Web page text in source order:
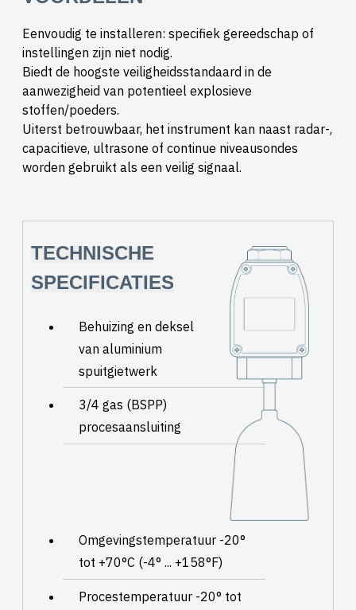
Eenvoudig te installeren: specifiek gereedschap of
instellingen zijn niet nodig.
Biedt de hoogste veiligheidsstandaard in de
aanwezigheid van potentieel explosieve
stoffen/poeders.
Uiterst betrouwbaar, het instrument kan naast radar-,
capacitieve, ultrasone of continue niveausondes
worden gebruikt als een veilig signaal.
TECHNISCHE
SPECIFICATIES
Behuizing en deksel
van aluminium
spuitgietwerk
3/4 gas (BSPP)
procesaansluiting
Omgevingstemperatuur -20°
tot +70°C (-4° ... +158°F)
Procestemperatuur -20° tot